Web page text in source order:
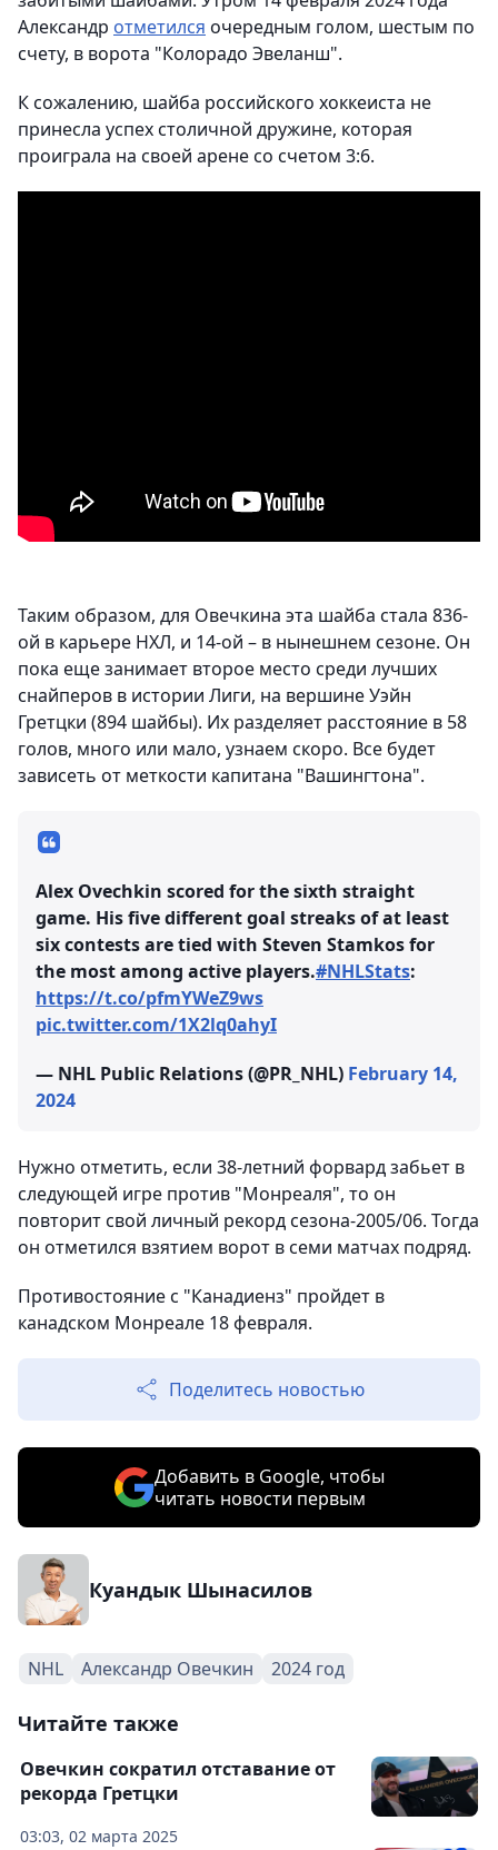
Александр отметился очередным голом, шестым по
счету, в ворота "Колорадо Эвеланш".
К сожалению, шайба российского хоккеиста не
принесла успех столичной дружине, которая
проиграла на своей арене со счетом 3:6.
Таким образом, для Овечкина эта шайба стала 836-
ой в карьере НХЛ, и 14-ой – в нынешнем сезоне. Он
пока еще занимает второе место среди лучших
снайперов в истории Лиги, на вершине Уэйн
Гретцки (894 шайбы). Их разделяет расстояние в 58
голов, много или мало, узнаем скоро. Все будет
зависеть от меткости капитана "Вашингтона".
Alex Ovechkin scored for the sixth straight
game. His five different goal streaks of at least
six contests are tied with Steven Stamkos for
the most among active players.#NHLStats:
https://t.co/pfmYWeZ9ws
pic.twitter.com/1X2lq0ahyI
— NHL Public Relations (@PR_NHL) February 14,
2024
Нужно отметить, если 38-летний форвард забьет в
следующей игре против "Монреаля", то он
повторит свой личный рекорд сезона-2005/06. Тогда
он отметился взятием ворот в семи матчах подряд.
Противостояние с "Канадиенз" пройдет в
канадском Монреале 18 февраля.
Поделитесь новостью
Добавить в Google, чтобы
читать новости первым
Куандык Шынасилов
NHL Александр Овечкин 2024 год
Читайте также
03:03, 02 марта 2025
Овечкин сократил отставание от
рекорда Гретцки